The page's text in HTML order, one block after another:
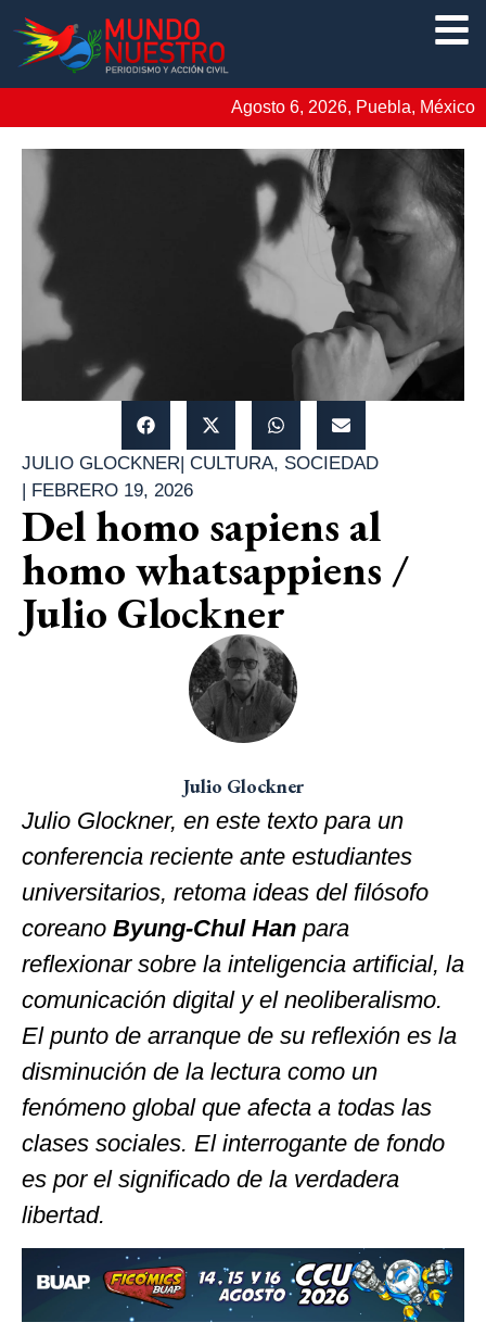
Agosto 6, 2026, Puebla, México
JULIO GLOCKNER| CULTURA, SOCIEDAD
| FEBRERO 19, 2026
Del homo sapiens al
homo whatsappiens /
Julio Glockner
Julio Glockner
Julio Glockner, en este texto para un
conferencia reciente ante estudiantes
universitarios, retoma ideas del filósofo
coreano Byung-Chul Han para
reflexionar sobre la inteligencia artificial, la
comunicación digital y el neoliberalismo.
El punto de arranque de su reflexión es la
disminución de la lectura como un
fenómeno global que afecta a todas las
clases sociales. El interrogante de fondo
es por el significado de la verdadera
libertad.